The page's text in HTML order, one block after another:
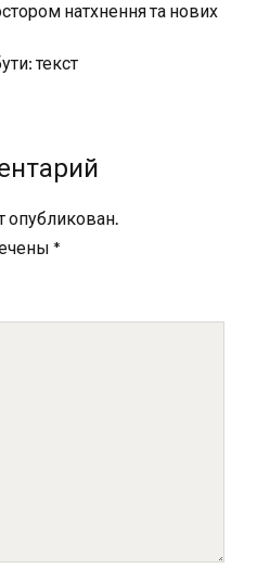
натхнення та нових
опубликован.
*